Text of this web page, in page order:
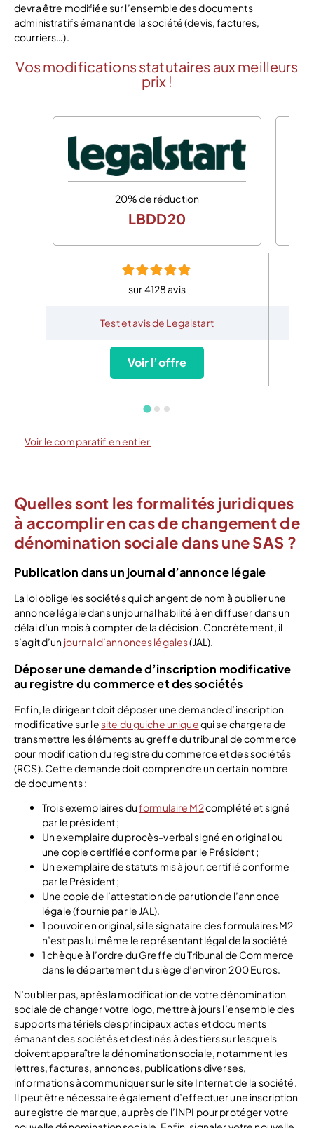
devra être modifiée sur l’ensemble des documents
administratifs émanant de la société (devis, factures,
courriers…).
Vos modifications statutaires aux meilleurs
prix !
20% de réduction
LBDD20
sur 4128 avis
Test et avis de Legalstart
Voir l’offre
Voir le comparatif en entier
Quelles sont les formalités juridiques
à accomplir en cas de changement de
dénomination sociale dans une SAS ?
Publication dans un journal d’annonce légale
La loi oblige les sociétés qui changent de nom à publier une
annonce légale dans un journal habilité à en diffuser dans un
délai d’un mois à compter de la décision. Concrètement, il
s’agit d’un journal d’annonces légales(JAL).
Déposer une demande d’inscription modificative
au registre du commerce et des sociétés
Enfin, le dirigeant doit déposer une demande d’inscription
modificative sur lesite du guiche uniquequi se chargera de
transmettre les éléments au greffe du tribunal de commerce
pour modification du registre du commerce et des sociétés
(RCS). Cette demande doit comprendre un certain nombre
de documents :
Trois exemplaires duformulaire M2complété et signé
par le président ;
Un exemplaire du procès-verbal signé en original ou
une copie certifiée conforme par le Président ;
Un exemplaire de statuts mis à jour, certifié conforme
par le Président ;
Une copie de l’attestation de parution de l’annonce
légale (fournie par le JAL).
1 pouvoir en original, si le signataire des formulaires M2
n’est pas lui même le représentant légal de la société
1 chèque à l’ordre du Greffe du Tribunal de Commerce
dans le département du siège d’environ 200 Euros.
N’oublier pas, après la modification de votre dénomination
sociale de changer votre logo, mettre à jours l’ensemble des
supports matériels des principaux actes et documents
émanant des sociétés et destinés à des tiers sur lesquels
doivent apparaître la dénomination sociale, notamment les
lettres, factures, annonces, publications diverses,
informations à communiquer sur le site Internet de la société.
Il peut être nécessaire également d’effectuer une inscription
au registre de marque, auprès de l’INPI pour protéger votre